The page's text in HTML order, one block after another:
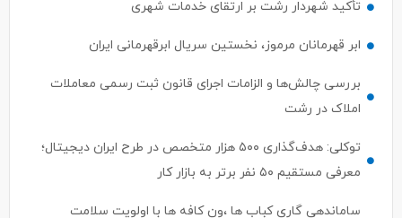
ابر قهرمانان مرموز، نخستین سریال ابرقهرمانی ایران
بررسی چالش‌ها و الزامات اجرای قانون ثبت رسمی معاملات
معرفی مستقیم ۵۰ نفر برتر به بازار کار
ساماندهی گاری کباب ها ،ون کافه ها با اولویت سلامت
شهروندان ،کاهش ترافیک و حذف زوائد بصری دنبال می‌شود